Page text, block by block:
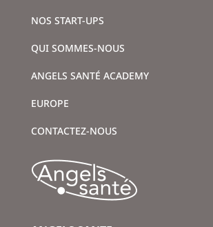
NOS START-UPS
QUI SOMMES-NOUS
ANGELS SANTÉ ACADEMY
EUROPE
CONTACTEZ-NOUS